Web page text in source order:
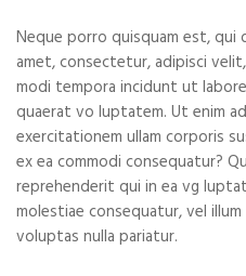
Neque porro quisquam est, qui
amet, consectetur, adipisci
modi tempora incidunt ut
quaerat vo luptatem. Ut enim
exercitationem ullam corporis
ex ea commodi consequatur?
reprehenderit qui in ea vg
molestiae consequatur, vel
voluptas nulla pariatur.